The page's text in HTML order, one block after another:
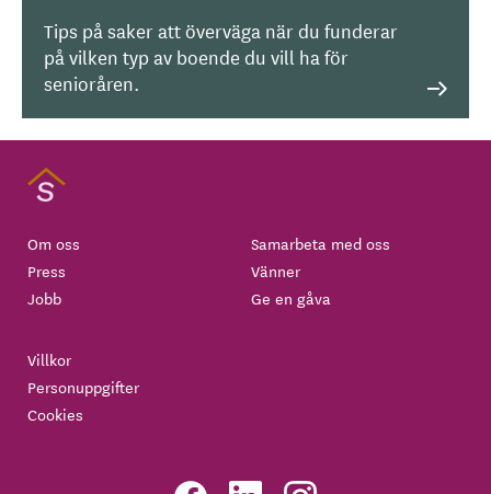
Tips på saker att överväga när du funderar
på vilken typ av boende du vill ha för
senioråren.
Om oss
Press
Jobb
Samarbeta med oss
Vänner
Ge en gåva
Villkor
Personuppgifter
Cookies